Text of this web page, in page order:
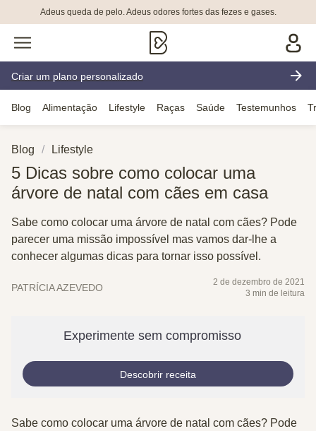
Adeus queda de pelo. Adeus odores fortes das fezes e gases.
Criar um plano personalizado
Blog Alimentação Lifestyle Raças Saúde Testemunhos
Blog Lifestyle
5 Dicas sobre como colocar uma
árvore de natal com cães em casa
Sabe como colocar uma árvore de natal com cães? Pode
parecer uma missão impossível mas vamos dar-lhe a
conhecer algumas dicas para tornar isso possível.
PATRÍCIA AZEVEDO
2 de dezembro de 2021
3 min de leitura
Experimente sem compromisso
Descobrir receita
Sabe como colocar uma árvore de natal com cães? Pode